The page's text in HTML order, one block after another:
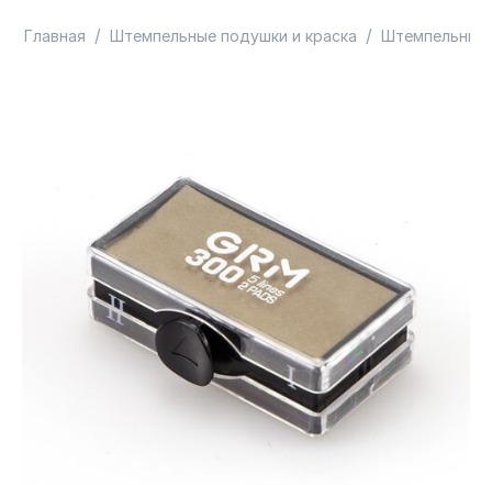
Главная / Штемпельные подушки и краска / Штемпельные